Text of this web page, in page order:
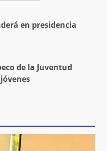
en presidencia
de la Juventud